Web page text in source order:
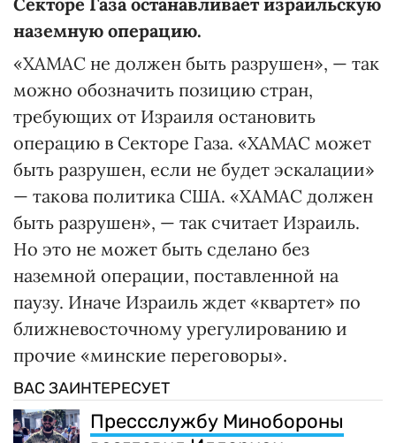
наземную операцию.
«ХАМАС не должен быть разрушен», — так
можно обозначить позицию стран,
требующих от Израиля остановить
операцию в Секторе Газа. «ХАМАС может
быть разрушен, если не будет эскалации»
— такова политика США. «ХАМАС должен
быть разрушен», — так считает Израиль.
Но это не может быть сделано без
наземной операции, поставленной на
паузу. Иначе Израиль ждет «квартет» по
ближневосточному урегулированию и
прочие «минские переговоры».
ВАС ЗАИНТЕРЕСУЕТ
Прессслужбу Минобороны